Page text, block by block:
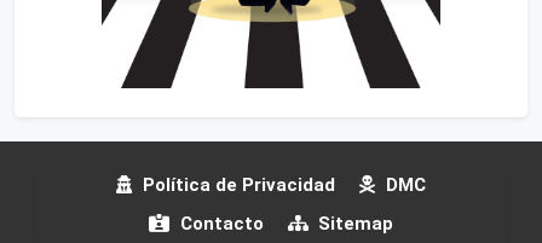
Política de Privacidad
DMC
Contacto
Sitemap